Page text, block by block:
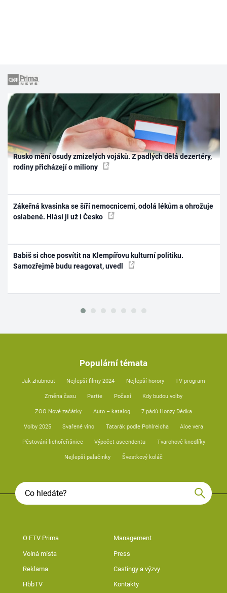
Rusko mění osudy zmizelých vojáků. Z padlých dělá dezertéry,
rodiny přicházejí o miliony
Zákeřná kvasinka se šíří nemocnicemi, odolá lékům a ohrožuje
oslabené. Hlásí ji už i Česko
Babiš si chce posvítit na Klempířovu kulturní politiku.
Samozřejmě budu reagovat, uvedl
Populární témata
Jak zhubnout Nejlepší filmy 2024 Nejlepší horory TV program
Změna času Partie Počasí Kdy budou volby
ZOO Nové začátky Auto – katalog 7 pádů Honzy Dědka
Volby 2025 Svařené víno Tatarák podle Pohlreicha Aloe vera
Pěstování lichořeřišnice Výpočet ascendentu Tvarohové knedlíky
Nejlepší palačinky Švestkový koláč
O FTV Prima Management
Volná místa Press
Reklama Castingy a výzvy
HbbTV Kontakty